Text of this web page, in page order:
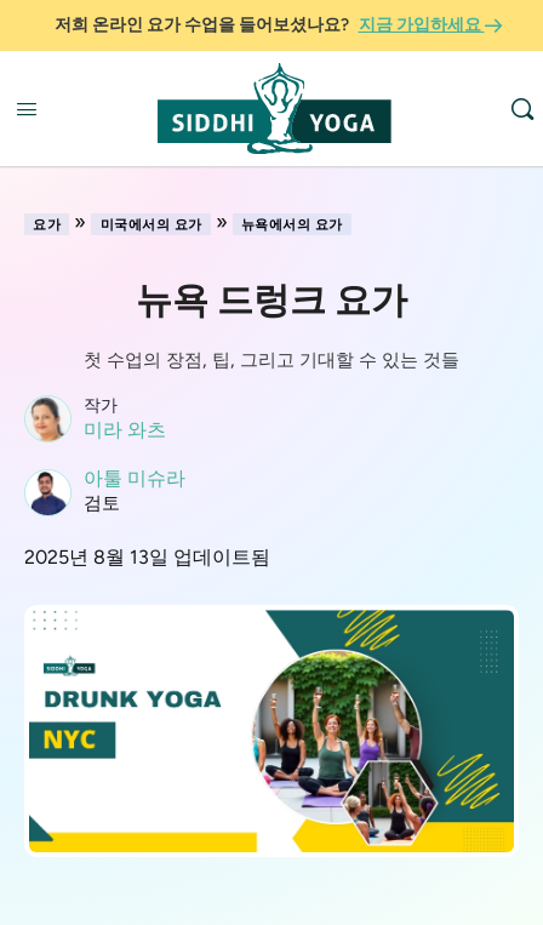
저희 온라인 요가 수업을 들어보셨나요? 지금 가입하세요
요가 » 미국에서의 요가 » 뉴욕에서의 요가
뉴욕 드렁크 요가
첫 수업의 장점, 팁, 그리고 기대할 수 있는 것들
작가
미라 와츠
아툴 미슈라
검토
2025년 8월 13일 업데이트됨